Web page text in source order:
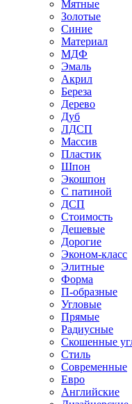
Мятные
Золотые
Синие
Материал
МДФ
Эмаль
Акрил
Береза
Дерево
Дуб
ЛДСП
Массив
Пластик
Шпон
Экошпон
С патиной
ДСП
Стоимость
Дешевые
Дорогие
Эконом-класс
Элитные
Форма
П-образные
Угловые
Прямые
Радиусные
Скошенные
Стиль
Современные
Евро
Английские